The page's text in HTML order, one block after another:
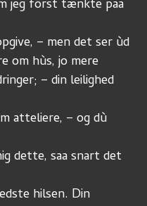
jeg först tænkte paa
– men det ser ùd
om hùs, jo mere
– din leilighed
atteliere, – og dù
dette, saa snart det
hilsen. Din